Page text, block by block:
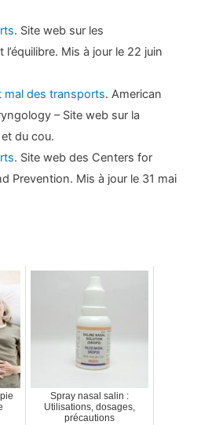
. Site web sur les
Mis à jour le 22 juin
mal des transports. American
– Site web sur la
du cou.
. Site web des Centers for
Prevention. Mis à jour le 31 mai
Spray nasal salin :
Utilisations, dosages,
précautions